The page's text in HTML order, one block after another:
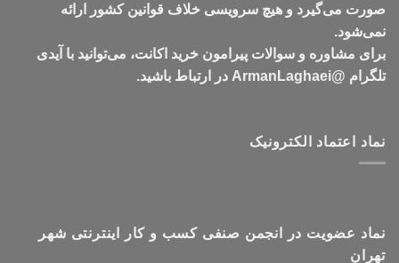
صورت می‌گیرد و هیچ سرویسی خلاف قوانین کشور ارائه
نمی‌شود.
برای مشاوره و سوالات پیرامون خرید اکانت، می‌توانید با آیدی
تلگرام @ArmanLaghaei در ارتباط باشید.
نماد اعتماد الکترونیک
نماد عضویت در انجمن صنفی کسب و کار اینترنتی شهر
تهران